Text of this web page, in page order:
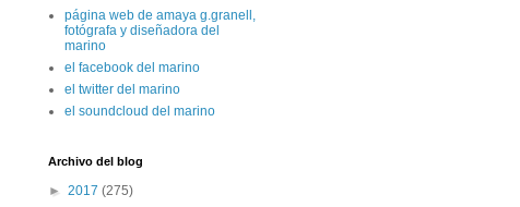
página web de amaya g.granell,
fotógrafa y diseñadora del
marino
el facebook del marino
el twitter del marino
el soundcloud del marino
Archivo del blog
► 2017 (275)